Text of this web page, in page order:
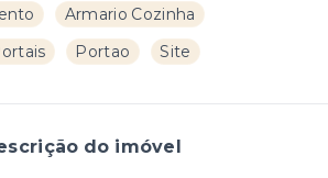
Armario Cozinha
Portao Site
do imóvel